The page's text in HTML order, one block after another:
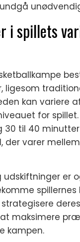
i spillets
ligesom
kan variere
for
30 til 40
der varer mellem
udskiftninger er
spillernes
strategisere
maksimere
kampen.